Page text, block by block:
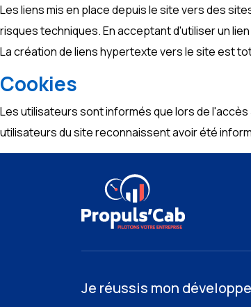
Les liens mis en place depuis le site vers des
risques techniques. En acceptant d'utiliser un
La création de liens hypertexte vers le site est
Cookies
Les utilisateurs sont informés que lors de
utilisateurs du site reconnaissent avoir été
Je réussis mon